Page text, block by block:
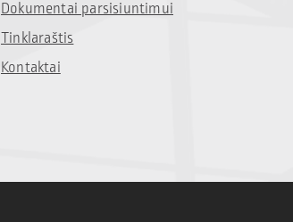
Dokumentai parsisiuntimui
Tinklaraštis
Kontaktai